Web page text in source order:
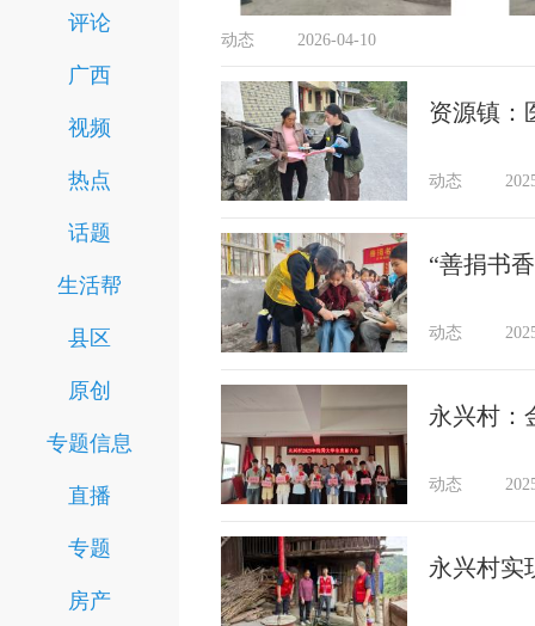
评论
广西
视频
热点
话题
生活帮
县区
原创
专题信息
直播
专题
房产
动态 2026-04-10
资源镇：
动态
动态
永兴村：
动态
永兴村实